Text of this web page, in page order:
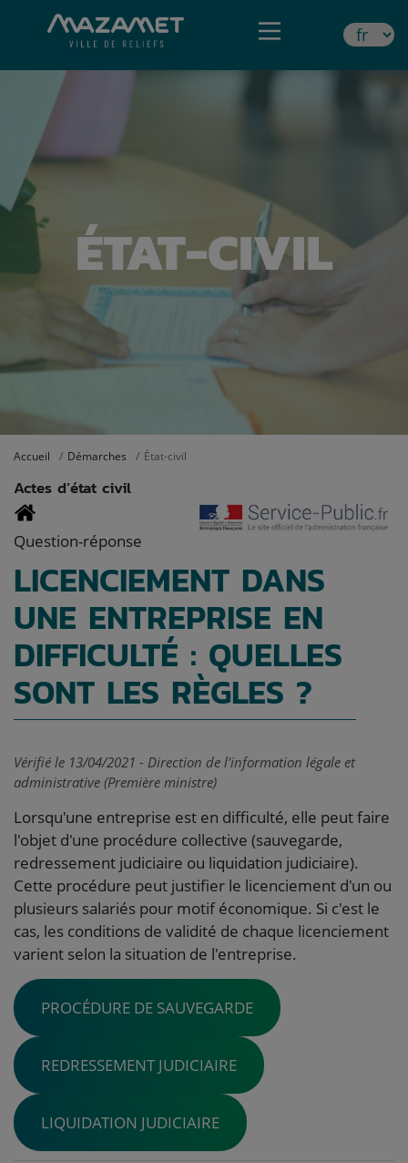
ÉTAT-CIVIL
Accueil Démarches État-civil
Actes d’état civil
Question-réponse
LICENCIEMENT DANS
UNE ENTREPRISE EN
DIFFICULTÉ : QUELLES
SONT LES RÈGLES ?
Vérifié le 13/04/2021 - Direction de l'information légale et
administrative (Première ministre)
Lorsqu'une entreprise est en difficulté, elle peut faire
l'objet d'une procédure collective (sauvegarde,
redressement judiciaire ou liquidation judiciaire).
Cette procédure peut justifier le licenciement d'un ou
plusieurs salariés pour motif économique. Si c'est le
cas, les conditions de validité de chaque licenciement
varient selon la situation de l'entreprise.
PROCÉDURE DE SAUVEGARDE
REDRESSEMENT JUDICIAIRE
LIQUIDATION JUDICIAIRE